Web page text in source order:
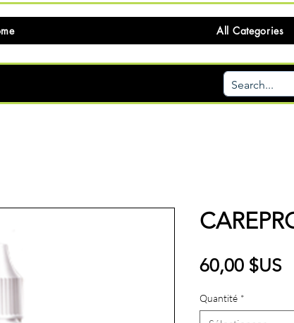
All Categories
60,00 $US
Quantité *